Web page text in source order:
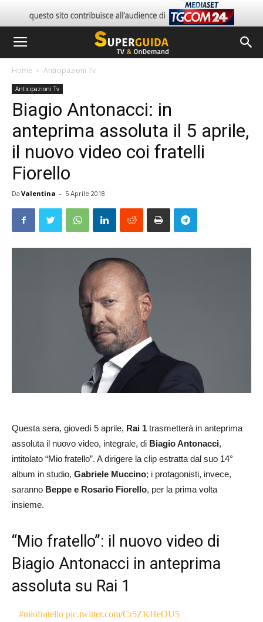
Home Anticipazioni Tv
Anticipazioni Tv
Biagio Antonacci: in
anteprima assoluta il 5 aprile,
il nuovo video coi fratelli
Fiorello
Da Valentina - 5 Aprile 2018
Questa sera, giovedì 5 aprile, Rai 1 trasmetterà in anteprima
assoluta il nuovo video, integrale, di Biagio Antonacci,
intitolato “Mio fratello”. A dirigere la clip estratta dal suo 14°
album in studio, Gabriele Muccino; i protagonisti, invece,
saranno Beppe e Rosario Fiorello, per la prima volta
insieme.
“Mio fratello”: il nuovo video di
Biagio Antonacci in anteprima
assoluta su Rai 1
#miofratello pic.twitter.com/Cr5ZKHeOU5